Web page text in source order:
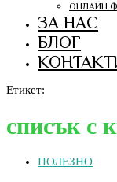
ОНЛАЙН
ЗА НАС
БЛОГ
Етикет:
списък с
ПОЛЕЗНО